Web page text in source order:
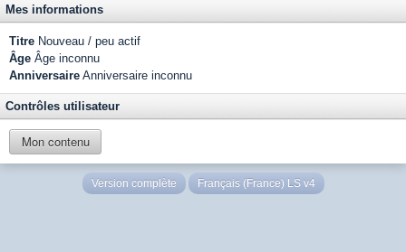
Mes informations
Titre Nouveau / peu actif
Âge Âge inconnu
Anniversaire Anniversaire inconnu
Contrôles utilisateur
Mon contenu
Version complète Français (France) LS v4